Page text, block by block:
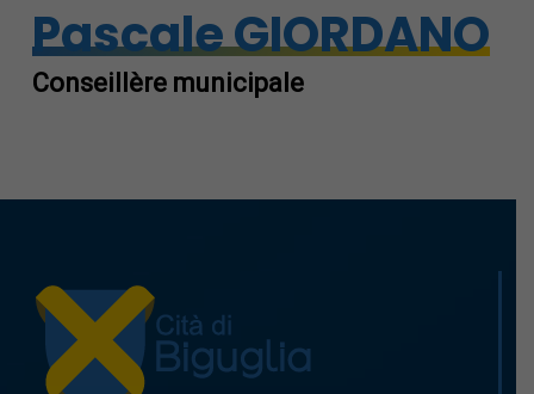
Pascale GIORDANO
Conseillère municipale